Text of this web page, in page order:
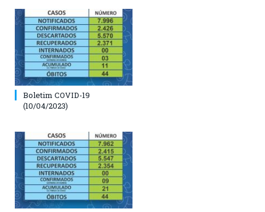
Boletim COVID-19
(10/04/2023)